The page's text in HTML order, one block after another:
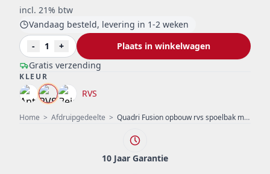
Home > Afdruipgedeelte > Quadri Fusion opbouw rvs spoelbak met zilver hardsteen graniet afdruipgedeelte 78x48 omkeerbaar 1208957877
incl. 21% btw
Gratis verzending
Vandaag besteld, levering in 1-2 weken
-
1 + Plaats in winkelwagen
KLEUR
RVS
10 Jaar Garantie